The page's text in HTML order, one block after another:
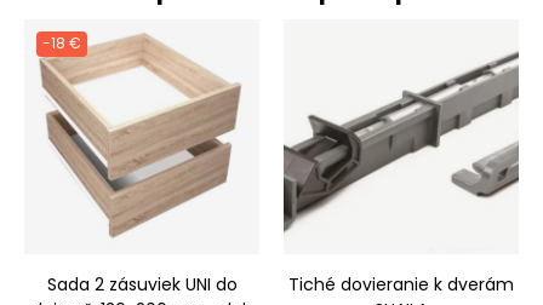
-18 €
Sada 2 zásuviek UNI do
Tiché dovieranie k dverám